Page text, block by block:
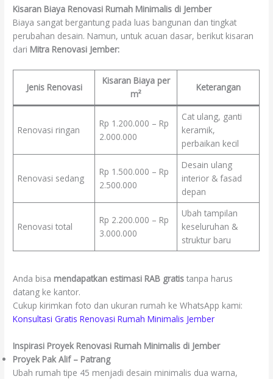
Kisaran Biaya Renovasi Rumah Minimalis di Jember
Biaya sangat bergantung pada luas bangunan dan tingkat
perubahan desain. Namun, untuk acuan dasar, berikut kisaran
dari Mitra Renovasi Jember:
Jenis Renovasi
Kisaran Biaya per
m²
Keterangan
Renovasi ringan
Rp 1.200.000 – Rp
2.000.000
Cat ulang, ganti
keramik,
perbaikan kecil
Renovasi sedang
Rp 1.500.000 – Rp
2.500.000
Desain ulang
interior & fasad
depan
Renovasi total
Rp 2.200.000 – Rp
3.000.000
Ubah tampilan
keseluruhan &
struktur baru
Anda bisa mendapatkan estimasi RAB gratis tanpa harus
datang ke kantor.
Cukup kirimkan foto dan ukuran rumah ke WhatsApp kami:
Konsultasi Gratis Renovasi Rumah Minimalis Jember
Inspirasi Proyek Renovasi Rumah Minimalis di Jember
Proyek Pak Alif – Patrang
Ubah rumah tipe 45 menjadi desain minimalis dua warna,